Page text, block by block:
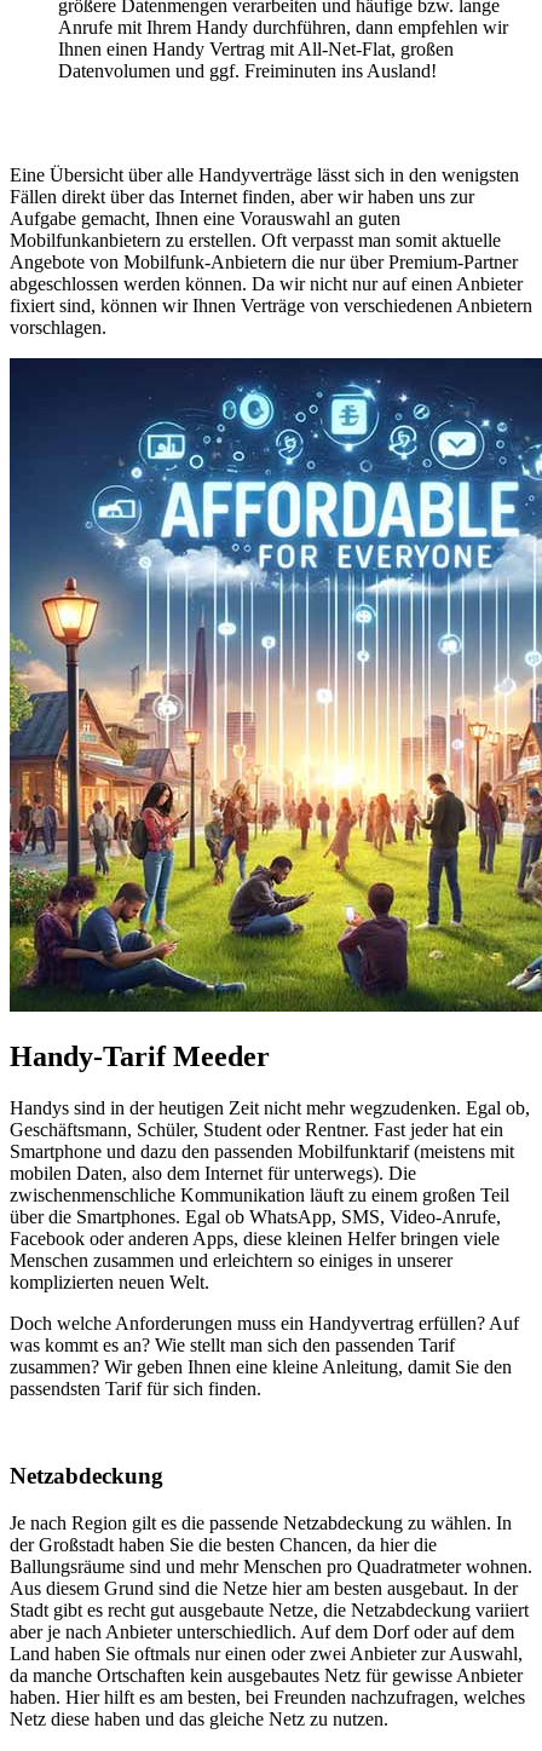
größere Datenmengen verarbeiten und häufige bzw. lange
Anrufe mit Ihrem Handy durchführen, dann empfehlen wir
Ihnen einen Handy Vertrag mit All-Net-Flat, großen
Datenvolumen und ggf. Freiminuten ins Ausland!
Eine Übersicht über alle Handyverträge lässt sich in den wenigsten
Fällen direkt über das Internet finden, aber wir haben uns zur
Aufgabe gemacht, Ihnen eine Vorauswahl an guten
Mobilfunkanbietern zu erstellen. Oft verpasst man somit aktuelle
Angebote von Mobilfunk-Anbietern die nur über Premium-Partner
abgeschlossen werden können. Da wir nicht nur auf einen Anbieter
fixiert sind, können wir Ihnen Verträge von verschiedenen Anbietern
vorschlagen.
Handy-Tarif Meeder
Handys sind in der heutigen Zeit nicht mehr wegzudenken. Egal ob,
Geschäftsmann, Schüler, Student oder Rentner. Fast jeder hat ein
Smartphone und dazu den passenden Mobilfunktarif (meistens mit
mobilen Daten, also dem Internet für unterwegs). Die
zwischenmenschliche Kommunikation läuft zu einem großen Teil
über die Smartphones. Egal ob WhatsApp, SMS, Video-Anrufe,
Facebook oder anderen Apps, diese kleinen Helfer bringen viele
Menschen zusammen und erleichtern so einiges in unserer
komplizierten neuen Welt.
Doch welche Anforderungen muss ein Handyvertrag erfüllen? Auf
was kommt es an? Wie stellt man sich den passenden Tarif
zusammen? Wir geben Ihnen eine kleine Anleitung, damit Sie den
passendsten Tarif für sich finden.
Netzabdeckung
Je nach Region gilt es die passende Netzabdeckung zu wählen. In
der Großstadt haben Sie die besten Chancen, da hier die
Ballungsräume sind und mehr Menschen pro Quadratmeter wohnen.
Aus diesem Grund sind die Netze hier am besten ausgebaut. In der
Stadt gibt es recht gut ausgebaute Netze, die Netzabdeckung variiert
aber je nach Anbieter unterschiedlich. Auf dem Dorf oder auf dem
Land haben Sie oftmals nur einen oder zwei Anbieter zur Auswahl,
da manche Ortschaften kein ausgebautes Netz für gewisse Anbieter
haben. Hier hilft es am besten, bei Freunden nachzufragen, welches
Netz diese haben und das gleiche Netz zu nutzen.